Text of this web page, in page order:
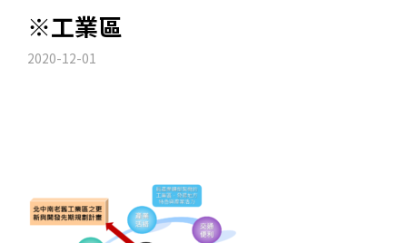
※工業區
2020-12-01